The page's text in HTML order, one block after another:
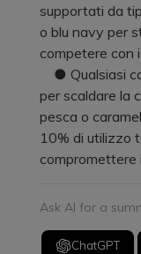
supportati da
o blu navy per
competere con
● Qualsiasi
per scaldare la
pesca o
10% di utilizzo
compromettere
Ask AI for a
ChatGPT